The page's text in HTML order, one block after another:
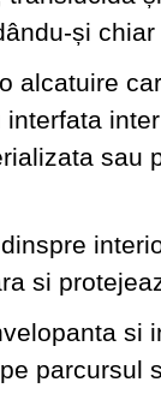
și
alcatuire
sau
si
si
parcursul